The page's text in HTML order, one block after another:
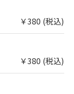
￥380 (税込)
￥380 (税込)